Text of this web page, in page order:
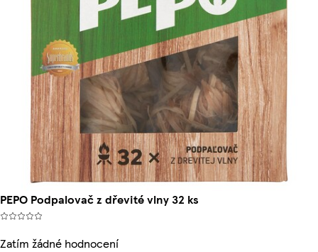
PEPO Podpalovač z dřevité vlny 32 ks
Zatím žádné hodnocení